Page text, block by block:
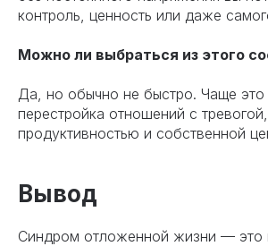
контроль, ценность или даже
Можно ли выбраться из этого
Да, но обычно не быстро. Чаще это
перестройка отношений с
продуктивностью и собственной
Вывод
Синдром отложенной жизни — это